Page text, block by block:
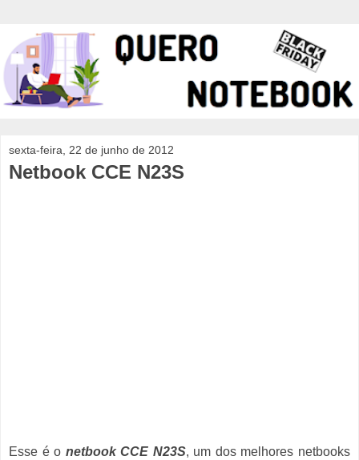
sexta-feira, 22 de junho de 2012
Netbook CCE N23S
Esse é o netbook CCE N23S, um dos melhores netbooks